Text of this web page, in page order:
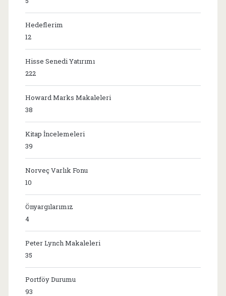
Hedeflerim
12
Hisse Senedi Yatırımı
222
Howard Marks Makaleleri
38
Kitap İncelemeleri
39
Norveç Varlık Fonu
10
Önyargılarımız
4
Peter Lynch Makaleleri
35
Portföy Durumu
93